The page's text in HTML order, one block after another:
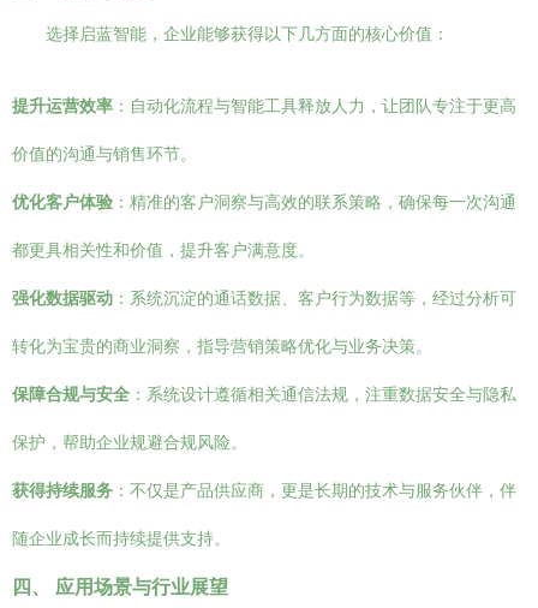
选择启蓝智能，企业能够获得以下几方面的核心价值：
提升运营效率 ：自动化流程与智能工具释放人力，让团队专注于更高
价值的沟通与销售环节。
优化客户体验 ：精准的客户洞察与高效的联系策略，确保每一次沟通
都更具相关性和价值，提升客户满意度。
强化数据驱动 ：系统沉淀的通话数据、客户行为数据等，经过分析可
转化为宝贵的商业洞察，指导营销策略优化与业务决策。
保障合规与安全 ：系统设计遵循相关通信法规，注重数据安全与隐私
保护，帮助企业规避合规风险。
获得持续服务 ：不仅是产品供应商，更是长期的技术与服务伙伴，伴
随企业成长而持续提供支持。
四、 应用场景与行业展望